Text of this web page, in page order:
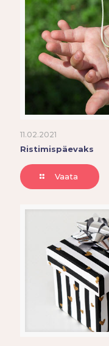
11.02.2021
Ristimispäevaks
Vaata